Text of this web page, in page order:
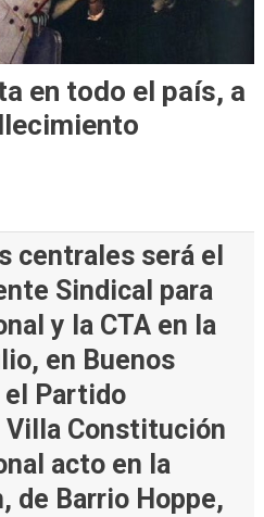
en todo el país, a
centrales será el
Sindical para
y la CTA en la
en Buenos
Partido
Constitución
acto en la
de Barrio Hoppe,